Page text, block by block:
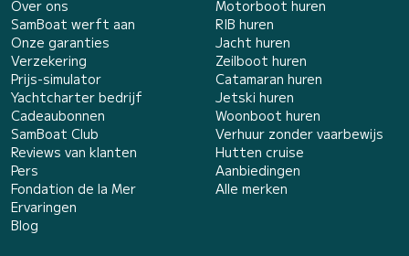
Over ons
SamBoat werft aan
Onze garanties
Verzekering
Prijs-simulator
Yachtcharter bedrijf
Cadeaubonnen
SamBoat Club
Reviews van klanten
Pers
Fondation de la Mer
Ervaringen
Blog
Motorboot huren
RIB huren
Jacht huren
Zeilboot huren
Catamaran huren
Jetski huren
Woonboot huren
Verhuur zonder vaarbewijs
Hutten cruise
Aanbiedingen
Alle merken